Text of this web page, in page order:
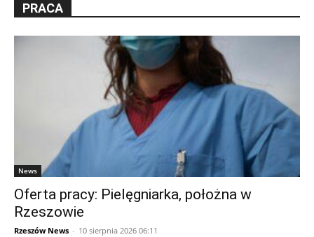
PRACA
News
Oferta pracy: Pielęgniarka, położna w
Rzeszowie
Rzeszów News - 10 sierpnia 2026 06:11